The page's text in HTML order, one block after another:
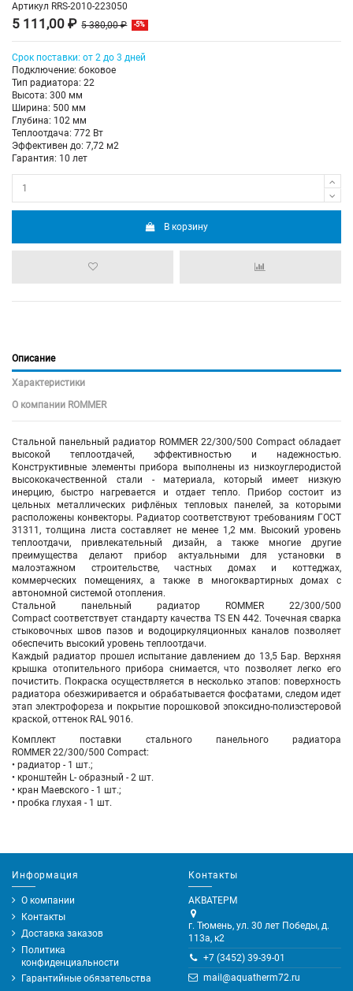
Артикул RRS-2010-223050
5 111,00 ₽ 5 380,00 ₽ -5%
Срок поставки: от 2 до 3 дней
Подключение: боковое
Тип радиатора: 22
Высота: 300 мм
Ширина: 500 мм
Глубина: 102 мм
Теплоотдача: 772 Вт
Эффективен до: 7,72 м2
Гарантия: 10 лет
В корзину
Описание
Характеристики
О компании ROMMER
Стальной панельный радиатор ROMMER 22/300/500 Compact обладает
высокой теплоотдачей, эффективностью и надежностью.
Конструктивные элементы прибора выполнены из низкоуглеродистой
высококачественной стали - материала, который имеет низкую
инерцию, быстро нагревается и отдает тепло. Прибор состоит из
цельных металлических рифлёных тепловых панелей, за которыми
расположены конвекторы. Радиатор соответствуют требованиям ГОСТ
31311, толщина листа составляет не менее 1,2 мм. Высокий уровень
теплоотдачи, привлекательный дизайн, а также многие другие
преимущества делают прибор актуальными для установки в
малоэтажном строительстве, частных домах и коттеджах,
коммерческих помещениях, а также в многоквартирных домах с
автономной системой отопления.
Стальной панельный радиатор ROMMER 22/300/500
Compact соответствует стандарту качества TS EN 442. Точечная сварка
стыковочных швов пазов и водоциркуляционных каналов позволяет
обеспечить высокий уровень теплоотдачи.
Каждый радиатор прошел испытание давлением до 13,5 Бар. Верхняя
крышка отопительного прибора снимается, что позволяет легко его
почистить. Покраска осуществляется в несколько этапов: поверхность
радиатора обезжиривается и обрабатывается фосфатами, следом идет
этап электрофореза и покрытие порошковой эпоксидно-полиэстеровой
краской, оттенок RAL 9016.
Комплект поставки стального панельного радиатора
ROMMER 22/300/500 Compact:
• радиатор - 1 шт.;
• кронштейн L- образный - 2 шт.
• кран Маевского - 1 шт.;
• пробка глухая - 1 шт.
Информация
О компании
Контакты
Доставка заказов
Политика
конфиденциальности
Гарантийные обязательства
Контакты
АКВАТЕРМ
г. Тюмень, ул. 30 лет Победы, д.
113а, к2
+7 (3452) 39-39-01
mail@aquatherm72.ru